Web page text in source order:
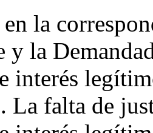
la
y la
interés
La falta de